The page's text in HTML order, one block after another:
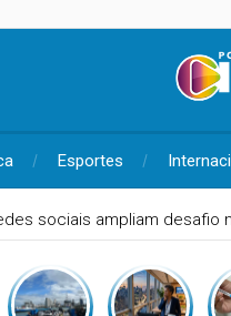
Esportes
destaca força do